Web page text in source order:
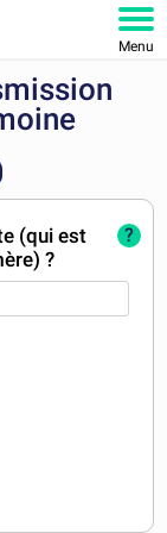
Menu
(qui est
?
?